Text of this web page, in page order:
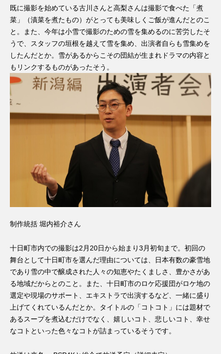
既に撮影を始めている古川さんと高梨さんは撮影で食べた「煮
菜」（漬菜を煮たもの）がとっても美味しくご飯が進んだとのこ
と。また、今年は小雪で撮影のための雪を集めるのに苦労したそ
うで、スタッフの垣根を越えて雪を集め、出演者自らも雪集めを
したんだとか。雪があるからこその団結が生まれドラマの内容と
もリンクするものがあったそう。
制作統括 堀内裕介さん
十日町市内での撮影は2月20日から始まり3月初旬まで。初回の
舞台として十日町市を選んだ理由については、日本有数の豪雪地
であり雪の中で醸成された人々の知恵やたくましさ、豊かさがあ
る地域だからとのこと。また、十日町市のロケ応援団がロケ地の
選定や現場のサポート、エキストラで出演するなど、一緒に盛り
上げてくれているんだとか。タイトルの「コトコト」には題材で
あるスープを煮込むだけでなく、嬉しいコト、悲しいコト、幸せ
なコトといった色々なコトが詰まっているそうです。